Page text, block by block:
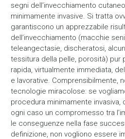
segni dell’invecchiamento
minimamente invasive. Si tratta
garantiscono un apprezzabile
dell’invecchiamento (macchie
teleangectasie, discheratosi,
tessitura della pelle, porosità) pur
rapida, virtualmente immediata,
e lavorative. Comprensibilmente,
tecnologie miracolose: se
procedura minimamente invasiva,
ogni caso un compromesso tra
le conseguenze nella fase
definizione, non vogliono essere